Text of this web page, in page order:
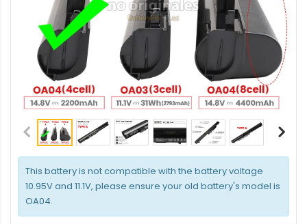
This battery is not compatible with the battery voltage
10.95V and 11.1V, please ensure your old battery's model is
OA04.